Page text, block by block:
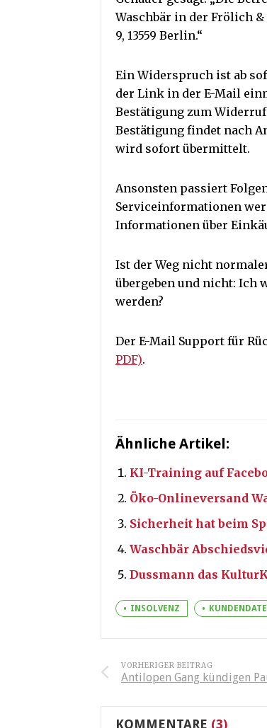
Waschbär in der Frölich &
9, 13559 Berlin.“
Ein Widerspruch ist ab
der Link in der E-Mail
Bestätigung zum
Bestätigung findet nach
wird sofort übermittelt.
Ansonsten passiert
Serviceinformationen
Informationen über
Ist der Weg nicht
übergeben und nicht: Ich
werden?
Der E-Mail Support für
PDF).
Ähnliche Artikel:
KI-Training auf
Öko-Onlineversand
Sicherheit hat beim
Waschbär
Dussmann das
INSOLVENZ
VORHERIGER BEITRAG
Antilopen Gang kündigen
KOMMENTARE (3)